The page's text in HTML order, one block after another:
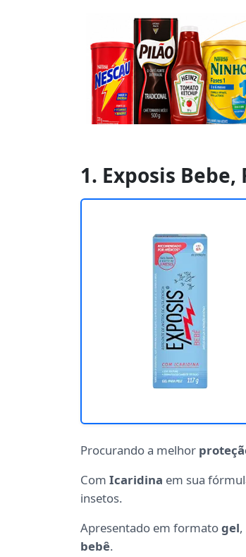
1. Exposis
Procurando a melhor
Com Icaridina em sua
insetos.
Apresentado em formatogel
bebê.